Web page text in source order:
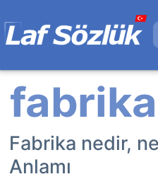
Fabrika nedir,
Anlamı